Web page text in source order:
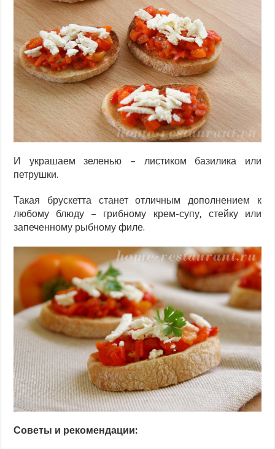
И украшаем зеленью – листиком базилика или
петрушки.
Такая брускетта станет отличным дополнением к
любому блюду – грибному крем-супу, стейку или
запеченному рыбному филе.
Советы и рекомендации: